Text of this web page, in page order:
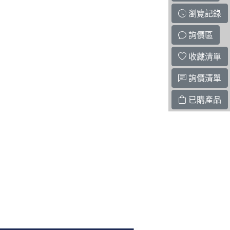
瀏覽記錄
詢價區
收藏清單
詢價清單
已購產品